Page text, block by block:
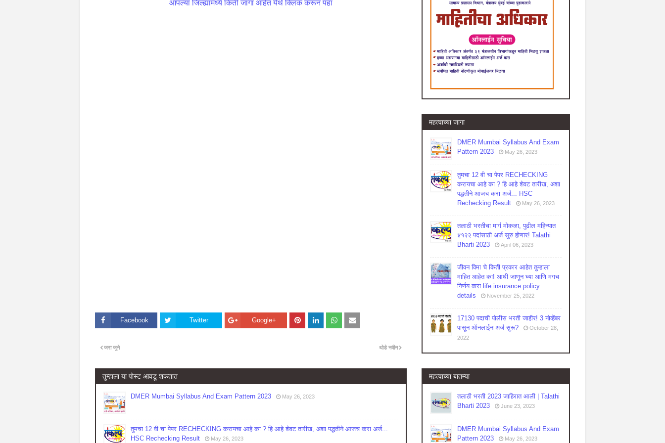
आपल्या जिल्ह्यामध्ये किती जागा आहेत येथे क्लिक करून पहा
Facebook Twitter Google+
थोडे नवीन
जरा जुने
तुम्‍हाला या पोस्‍ट आवडू शकतात
DMER Mumbai Syllabus And Exam Pattern 2023 May 26, 2023
तुमचा 12 वी चा पेपर RECHECKING करायचा आहे का ? हि आहे शेवट तारीख, अशा पद्धतीने आजच करा अर्ज...
HSC Rechecking Result
May 26, 2023
महत्वाच्या जागा
DMER Mumbai Syllabus And Exam
Pattern 2023
May 26, 2023
तुमचा 12 वी चा पेपर RECHECKING
करायचा आहे का ? हि आहे शेवट तारीख, अशा
पद्धतीने आजच करा अर्ज... HSC
Rechecking Result
May 26, 2023
तलाठी भरतीचा मार्ग मोकळा, पुढील महिन्यात
४१२२ पदांसाठी अर्ज सुरु होणार! Talathi
Bharti 2023
April 06, 2023
जीवन विमा चे किती प्रकार आहेत तुम्हाला
माहित आहेत का! आधी जाणून घ्या आणि मगच
निर्णय करा life insurance policy
details
November 25, 2022
17130 पदाची पोलीस भरती जाहीर! 3 नोव्हेंबर
पासून ऑनलाईन अर्ज सुरू?
October 28,
2022
महत्वाच्या बातम्या
तलाठी भरती 2023 जाहिरात आली | Talathi
Bharti 2023
June 23, 2023
DMER Mumbai Syllabus And Exam
Pattern 2023
May 26, 2023